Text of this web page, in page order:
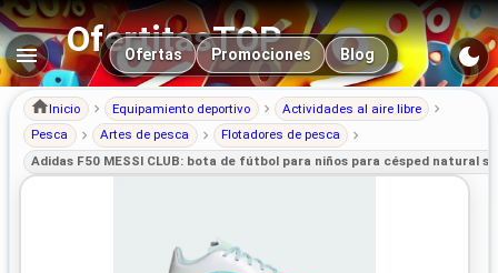
OfertitasTOP
Navegación principal
Ofertas Promociones Blog
Inicio Equipamiento deportivo
Actividades al aire libre
Pesca
Artes de pesca
Flotadores de pesca
Adidas F50 MESSI CLUB: bota de fútbol para niños para césped natural